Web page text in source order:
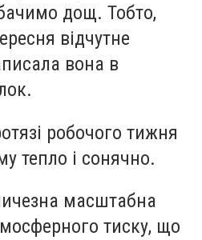
дощ. Тобто,
відчутне
вона в
робочого тижня
тепло і сонячно.
масштабна
тиску, що